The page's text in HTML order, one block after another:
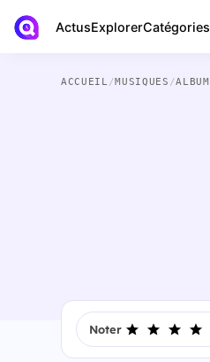
ActusExplorerCatégories
ACCUEIL /MUSIQUES /ALBUM
Noter